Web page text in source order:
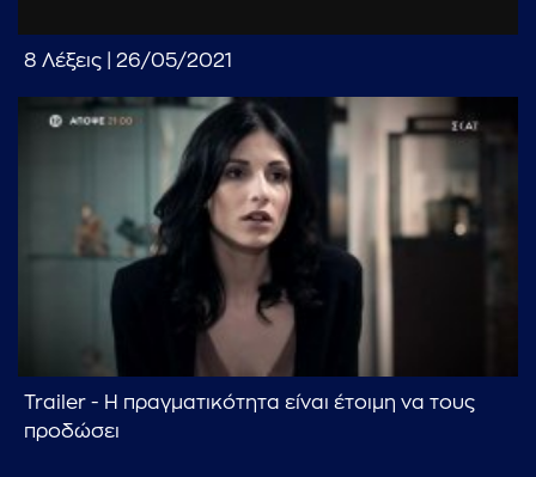
...πληκτρολογήστε κείμενο προς αναζήτηση
8 Λέξεις | 26/05/2021
Trailer - Η πραγματικότητα είναι έτοιμη να τους
προδώσει